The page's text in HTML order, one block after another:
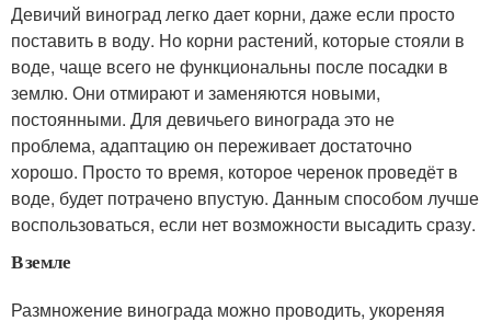
Девичий виноград легко дает корни, даже если просто
поставить в воду. Но корни растений, которые стояли в
воде, чаще всего не функциональны после посадки в
землю. Они отмирают и заменяются новыми,
постоянными. Для девичьего винограда это не
проблема, адаптацию он переживает достаточно
хорошо. Просто то время, которое черенок проведёт в
воде, будет потрачено впустую. Данным способом лучше
воспользоваться, если нет возможности высадить сразу.
В земле
Размножение винограда можно проводить, укореняя